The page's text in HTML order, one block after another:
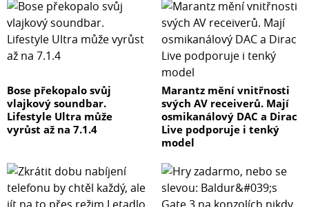
Bose překopalo svůj
vlajkový soundbar.
Lifestyle Ultra může
vyrůst až na 7.1.4
Marantz mění vnitřnosti
svých AV receiverů. Mají
osmikanálový DAC a Dirac
Live podporuje i tenký
model